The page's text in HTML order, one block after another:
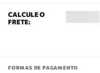
FORMAS DE PAGAMENTO